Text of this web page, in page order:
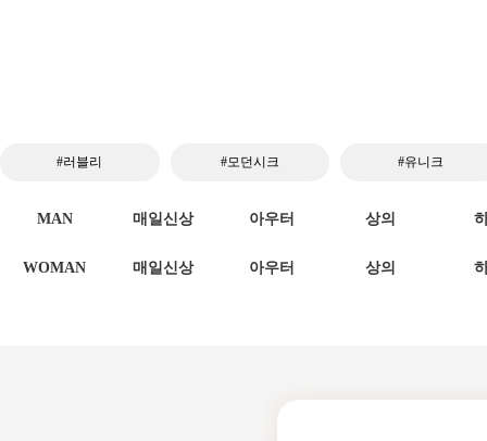
#러블리 #모던시크 #유니크
MAN 매일신상 아우터 상의
WOMAN 매일신상 아우터 상의